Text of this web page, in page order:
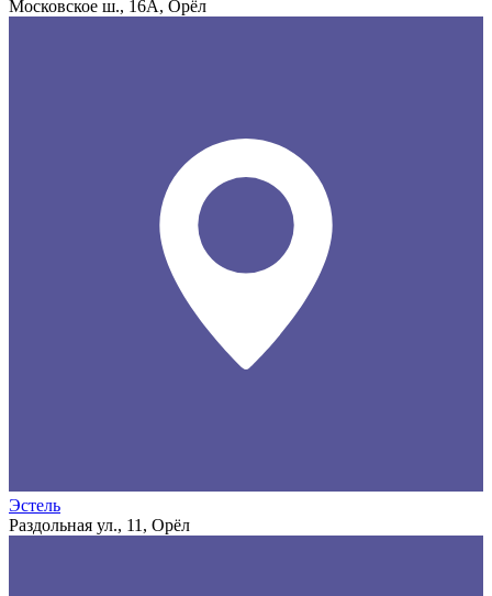
Московское ш., 16А, Орёл
Эстель
Раздольная ул., 11, Орёл